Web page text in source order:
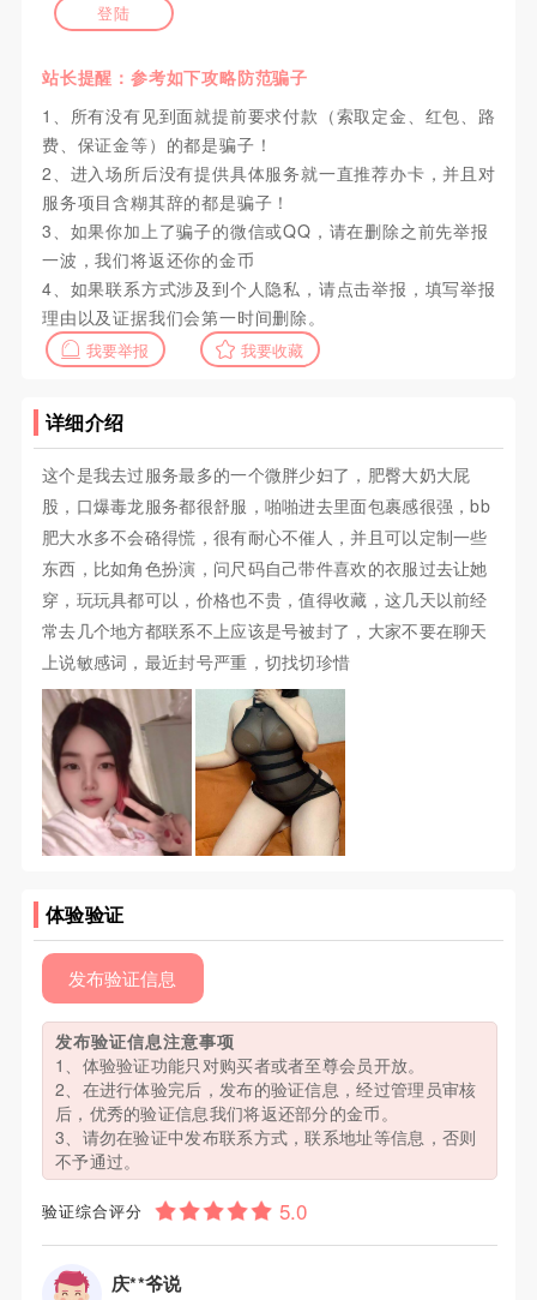
登陆
站长提醒：参考如下攻略防范骗子
1、所有没有见到面就提前要求付款（索取定金、红包、路
费、保证金等）的都是骗子！
2、进入场所后没有提供具体服务就一直推荐办卡，并且对
服务项目含糊其辞的都是骗子！
3、如果你加上了骗子的微信或QQ，请在删除之前先举报
一波，我们将返还你的金币
4、如果联系方式涉及到个人隐私，请点击举报，填写举报
理由以及证据我们会第一时间删除。
我要举报 我要收藏
详细介绍
这个是我去过服务最多的一个微胖少妇了，肥臀大奶大屁
股，口爆毒龙服务都很舒服，啪啪进去里面包裹感很强，bb
肥大水多不会硌得慌，很有耐心不催人，并且可以定制一些
东西，比如角色扮演，问尺码自己带件喜欢的衣服过去让她
穿，玩玩具都可以，价格也不贵，值得收藏，这几天以前经
常去几个地方都联系不上应该是号被封了，大家不要在聊天
上说敏感词，最近封号严重，切找切珍惜
体验验证
发布验证信息
发布验证信息注意事项
1、体验验证功能只对购买者或者至尊会员开放。
2、在进行体验完后，发布的验证信息，经过管理员审核
后，优秀的验证信息我们将返还部分的金币。
3、请勿在验证中发布联系方式，联系地址等信息，否则
不予通过。
验证综合评分
庆**爷说